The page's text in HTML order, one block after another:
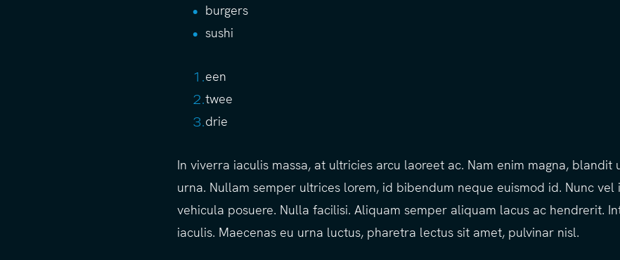
burgers
sushi
een
twee
drie
In viverra iaculis massa, at ultricies arcu laoreet ac. Nam enim magna,
urna. Nullam semper ultrices lorem, id bibendum neque euismod id. Nunc vel
vehicula posuere. Nulla facilisi. Aliquam semper aliquam lacus ac hendrerit.
iaculis. Maecenas eu urna luctus, pharetra lectus sit amet, pulvinar nisl.